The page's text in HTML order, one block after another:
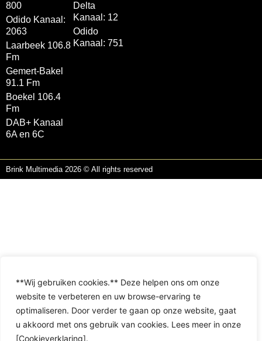
**Wij gebruiken cookies.** Deze helpen ons om onze
website te verbeteren en uw browse-ervaring te
optimaliseren. Door verder te gaan op onze website, gaat
u akkoord met ons gebruik van cookies. Lees meer in onze
[Cookieverklaring].
800
Odido Kanaal:
2063
Laarbeek 106.8
Fm
Gemert-Bakel
91.1 Fm
Boekel 106.4
Fm
DAB+ Kanaal
6A en 6C
Delta
Kanaal: 12
Odido
Kanaal: 751
Brink Multimedia 2026 © All rights reserved